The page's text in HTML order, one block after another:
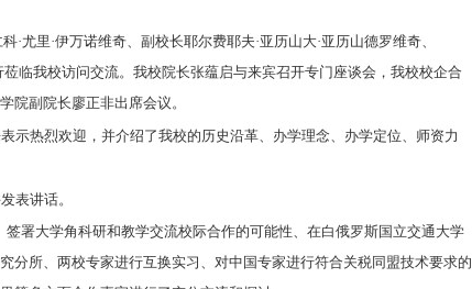
·尤里·伊万诺维奇、副校长耶尔费耶夫·亚历山大·亚历山德罗维奇、
临我校访问交流。我校院长张蕴启与来宾召开专门座谈会，我校校企合
院副院长廖正非出席会议。
示热烈欢迎，并介绍了我校的历史沿革、办学理念、办学定位、师资力
表讲话。
署大学角科研和教学交流校际合作的可能性、在白俄罗斯国立交通大学
分所、两校专家进行互换实习、对中国专家进行符合关税同盟技术要求的